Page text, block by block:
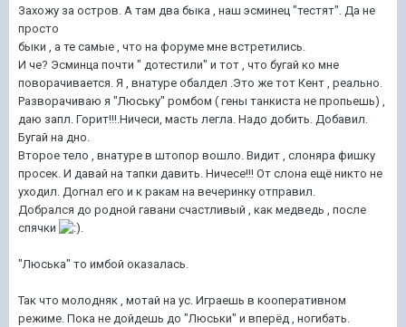
Захожу за остров. А там два быка , наш эсминец "тестят". Да не
просто
быки , а те самые , что на форуме мне встретились.
И че? Эсминца почти " дотестили" и тот , что бугай ко мне
поворачивается. Я , внатуре обалдел .Это же тот Кент , реально.
Разворачиваю я "Люську" ромбом ( гены танкиста не пропьешь) ,
даю запл. Горит!!!.Ничеси, масть легла. Надо добить. Добавил.
Бугай на дно.
Второе тело , внатуре в штопор вошло. Видит , слоняра фишку
просек. И давай на тапки давить. Ничесе!!! От слона ещё никто не
уходил. Догнал его и к ракам на вечеринку отправил.
Добрался до родной гавани счастливый , как медведь , после
спячки
"Люська" то имбой оказалась.
Так что молодняк , мотай на ус. Играешь в кооперативном
режиме. Пока не дойдешь до "Люськи" и вперёд , ногибать.